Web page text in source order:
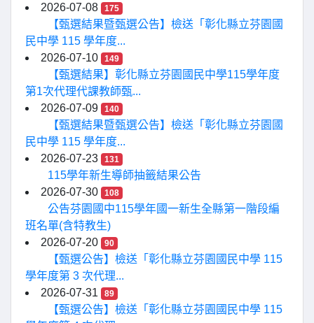
2026-07-08
175
【甄選結果暨甄選公告】檢送「彰化縣立芬園國
民中學 115 學年度...
2026-07-10
149
【甄選結果】彰化縣立芬園國民中學115學年度
第1次代理代課教師甄...
2026-07-09
140
【甄選結果暨甄選公告】檢送「彰化縣立芬園國
民中學 115 學年度...
2026-07-23
131
115學年新生導師抽籤結果公告
2026-07-30
108
公告芬園國中115學年國一新生全縣第一階段編
班名單(含特教生)
2026-07-20
90
【甄選公告】檢送「彰化縣立芬園國民中學 115
學年度第 3 次代理...
2026-07-31
89
【甄選公告】檢送「彰化縣立芬園國民中學 115